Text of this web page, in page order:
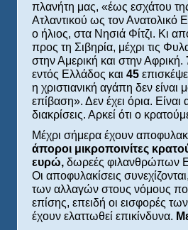
πλανήτη μας, «έως εσχάτου
Ατλαντικού ως τον Ανατολικό
ο ήλιος, στα Νησιά Φίτζι. Κι
προς τη Σιβηρία, μέχρι τις
στην Αμερική και στην Αφρική.
εντός Ελλάδος και 45
η χριστιανική αγάπη δεν
επίβαση». Δεν έχει όρια.
διακρίσεις. Αρκεί ότι ο
Μέχρι σήμερα έχουν
άποροι μικροποινίτες
ευρώ, δωρεές φιλανθρώπων
Οι αποφυλακίσεις
των αλλαγών στους νόμους
επίσης, επειδή οι εισφορές
έχουν ελαττωθεί επικίνδυνα.